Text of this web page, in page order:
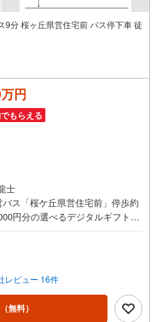
9分 桜ヶ丘県営住宅前 バス停下車 徒
円
もらえる
士
ス「桜ケ丘県営住宅前」停歩約
円分の選べるデジタルギフトプ
数店舗で展開中！こちらでは当
てご紹介！1.＜豊富な不動産知
地...と種別を問わず不動産を取
育施設や商業施設、子育て環境
総合し、お客様により良い物件選
っかりとサポートさせて頂きま
レビュー 16件
（無料）